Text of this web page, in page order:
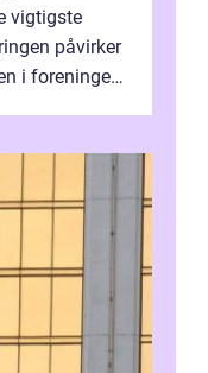
vigtigste
påvirker
i foreningen